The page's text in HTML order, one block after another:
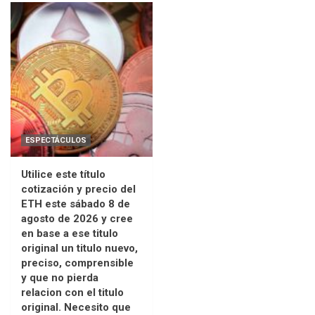
ESPECTÁCULOS
Utilice este título
cotización y precio del
ETH este sábado 8 de
agosto de 2026 y cree
en base a ese titulo
original un titulo nuevo,
preciso, comprensible
y que no pierda
relacion con el titulo
original. Necesito que